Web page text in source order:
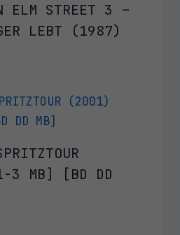
ELM STREET 3 –
LEBT (1987)
3 MB] [BD DD